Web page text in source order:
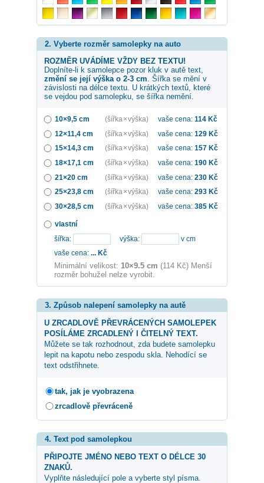
2. Vyberte rozměr samolepky na auto
ROZMĚR UVÁDÍME VŽDY BEZ TEXTU!
Doplníte-li k samolepce pozor kluk v autě text,
změní se její výška o 2-3 cm . Šířka se mění v
závislosti na délce textu. U krátkých textů, které
se vejdou pod samolepku, se šířka nemění.
10×9,5 cm (šířka × výška) vaše cena: 114 Kč
12×11,4 cm
(šířka × výška) vaše cena: 129 Kč
15×14,3 cm
(šířka × výška) vaše cena: 157 Kč
18×17,1 cm
(šířka × výška) vaše cena: 190 Kč
21×20 cm
(šířka × výška) vaše cena: 230 Kč
25×23,8 cm
(šířka × výška) vaše cena: 293 Kč
30×28,5 cm
(šířka × výška) vaše cena: 385 Kč
vlastní
šířka:
výška:
v cm
vaše cena: ... Kč
Minimální velikost: 10×9.5 cm (114 Kč) Menší
rozměr bohužel nelze vyrobit.
3. Způsob nalepení samolepky na autě
U ZRCADLOVĚ PŘEVRÁCENÝCH SAMOLEPEK
POSÍLÁME ZRCADLENÝ I ČITELNÝ TEXT.
Můžete se tak rozhodnout, zda budete samolepku
lepit na kapotu nebo zespodu skla. Nehodící se
text odstřihnete.
tak, jak je vyobrazena
zrcadlově převráceně
4. Text pod samolepkou
PŘIPOJTE JMÉNO NEBO TEXT O DÉLCE 30
ZNAKŮ.
Vyplňte následující pole a vyberte styl písma.